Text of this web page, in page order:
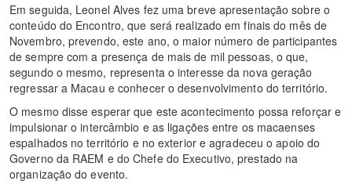
Em seguida, Leonel Alves fez uma breve apresentação sobre o
conteúdo do Encontro, que será realizado em finais do mês de
Novembro, prevendo, este ano, o maior número de participantes
de sempre com a presença de mais de mil pessoas, o que,
segundo o mesmo, representa o interesse da nova geração
regressar a Macau e conhecer o desenvolvimento do território.
O mesmo disse esperar que este acontecimento possa reforçar e
impulsionar o intercâmbio e as ligações entre os macaenses
espalhados no território e no exterior e agradeceu o apoio do
Governo da RAEM e do Chefe do Executivo, prestado na
organização do evento.